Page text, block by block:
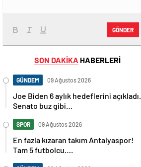
GÖNDER
SON DAKİKA HABERLERİ
GÜNDEM 09 Ağustos 2026
Joe Biden 6 aylık hedeflerini açıkladı.
Senato buz gibi…
SPOR 09 Ağustos 2026
En fazla kızaran takım Antalyaspor!
Tam 5 futbolcu….